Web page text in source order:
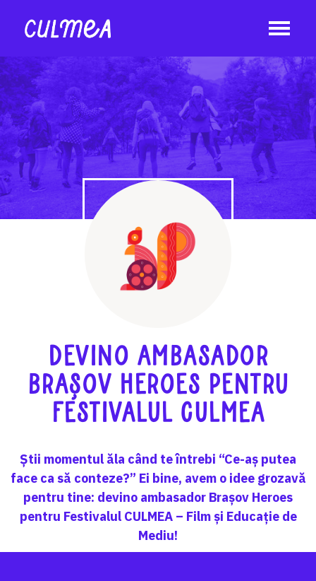
Devino Ambasador
Brașov Heroes pentru
Festivalul CULMEA
Știi momentul ăla când te întrebi “Ce-aș putea
face ca să conteze?” Ei bine, avem o idee grozavă
pentru tine: devino ambasador Brașov Heroes
pentru Festivalul CULMEA – Film și Educație de
Mediu!